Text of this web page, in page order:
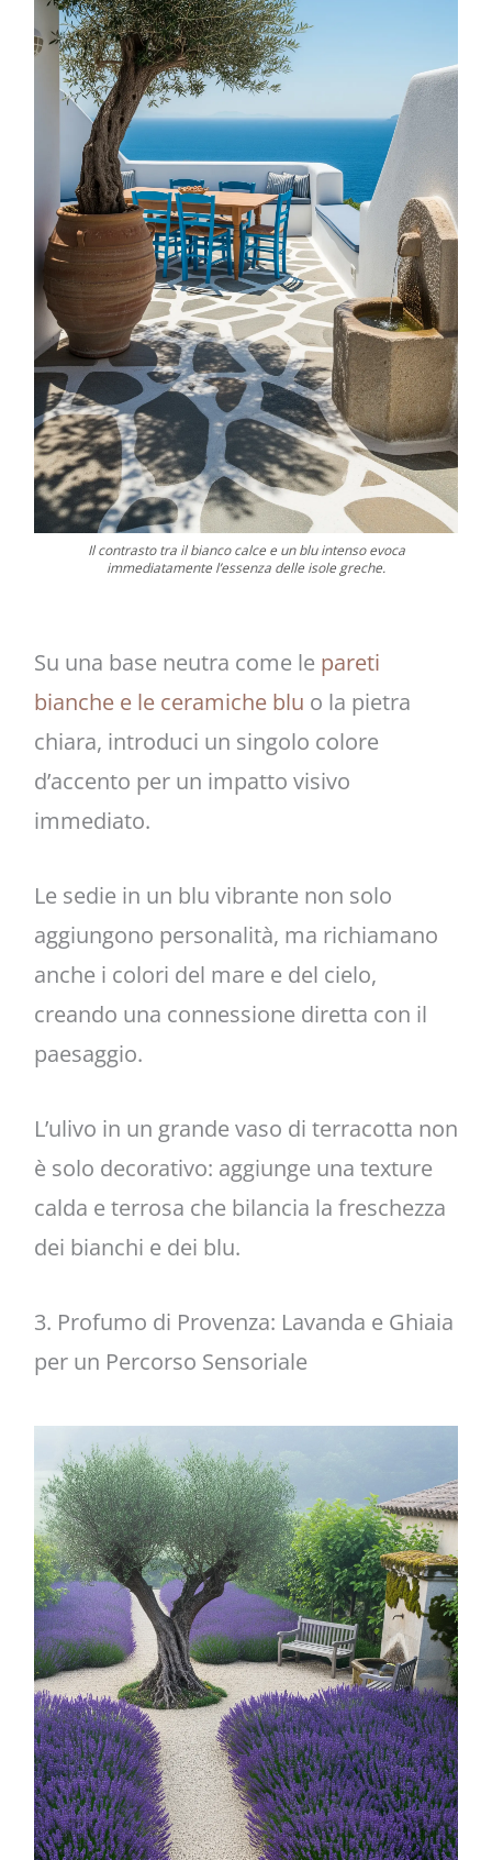
Il contrasto tra il bianco calce e un blu intenso evoca
immediatamente l’essenza delle isole greche.
Su una base neutra come le pareti
bianche e le ceramiche blu o la pietra
chiara, introduci un singolo colore
d’accento per un impatto visivo
immediato.
Le sedie in un blu vibrante non solo
aggiungono personalità, ma richiamano
anche i colori del mare e del cielo,
creando una connessione diretta con il
paesaggio.
L’ulivo in un grande vaso di terracotta non
è solo decorativo: aggiunge una texture
calda e terrosa che bilancia la freschezza
dei bianchi e dei blu.
3. Profumo di Provenza: Lavanda e Ghiaia
per un Percorso Sensoriale